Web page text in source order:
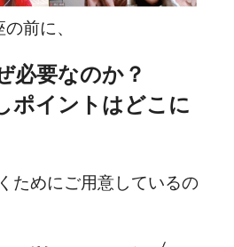
前に、
必要なのか？
ポイントはどこに
ためにご用意しているの